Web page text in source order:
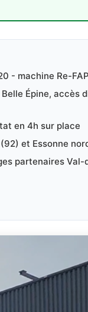
- machine Re-
Épine, accès
en 4h sur place
et Essonne
partenaires